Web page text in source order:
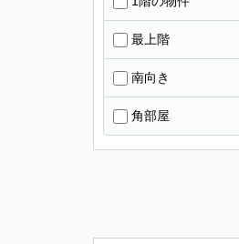
最上階
南向き
角部屋